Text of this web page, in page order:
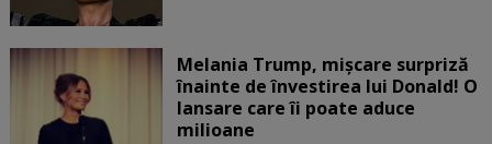
Melania Trump, mișcare surpriză
înainte de învestirea lui Donald! O
lansare care îi poate aduce
milioane